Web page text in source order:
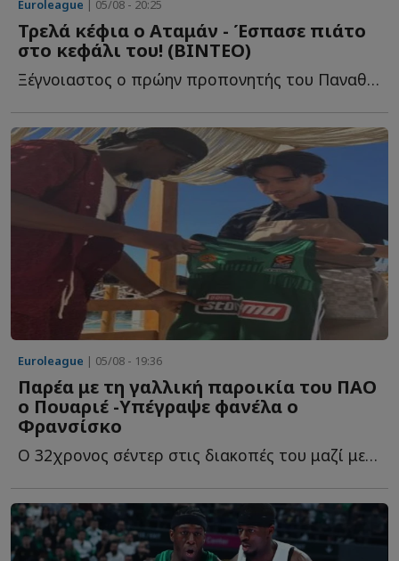
Euroleague | 05/08 - 20:25
Τρελά κέφια ο Αταμάν - Έσπασε πιάτο
στο κεφάλι του! (ΒΙΝΤΕΟ)
Ξέγνοιαστος ο πρώην προπονητής του Παναθηναϊκού σ...
Euroleague | 05/08 - 19:36
Παρέα με τη γαλλική παροικία του ΠΑΟ
ο Πουαριέ -Υπέγραψε φανέλα ο
Φρανσίσκo
Ο 32χρονος σέντερ στις διακοπές του μαζί με τους συμπατριώτες τ...